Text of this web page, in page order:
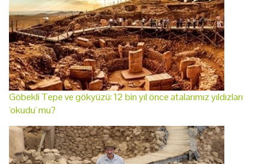
Göbekli Tepe ve gökyüzü: 12 bin yıl önce atalarımız yıldızları
'okudu' mu?